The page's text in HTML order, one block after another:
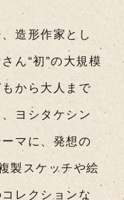
造形作家とし
ん“初”の大規模
から大人まで
ヨシタケシン
マに、発想の
製スケッチや絵
レクションな